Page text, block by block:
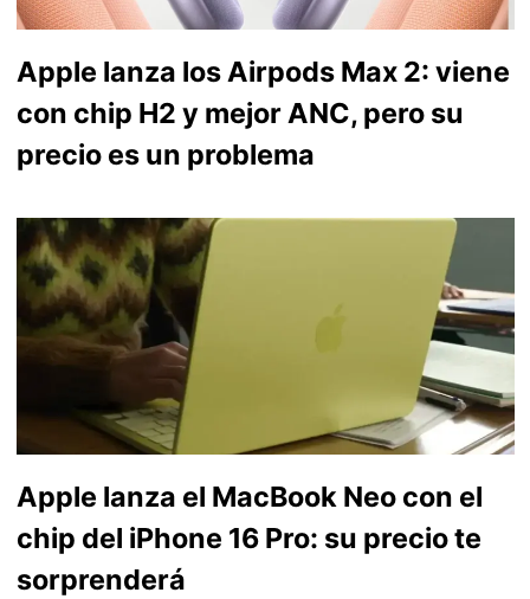
Apple lanza los Airpods Max 2: viene
con chip H2 y mejor ANC, pero su
precio es un problema
Apple lanza el MacBook Neo con el
chip del iPhone 16 Pro: su precio te
sorprenderá